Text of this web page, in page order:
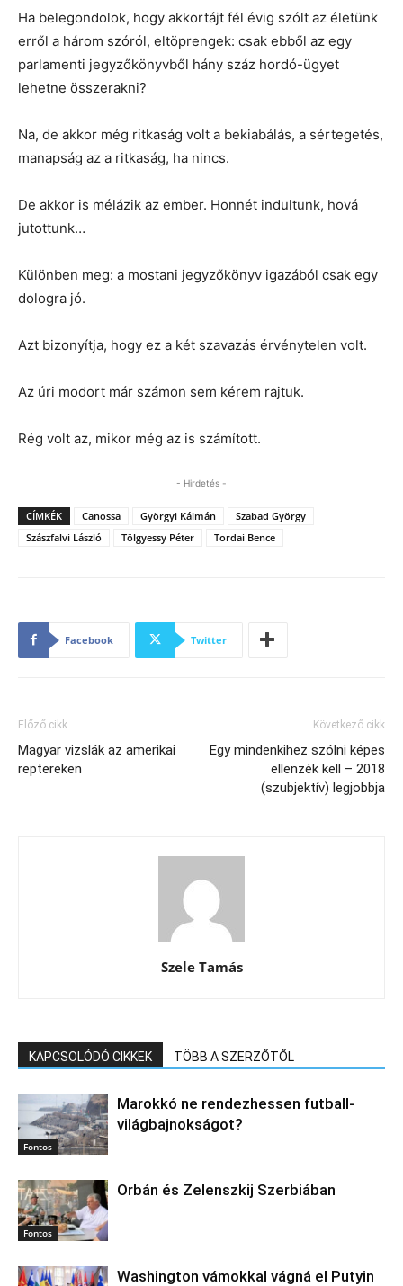
Ha belegondolok, hogy akkortájt fél évig szólt az életünk
erről a három szóról, eltöprengek: csak ebből az egy
parlamenti jegyzőkönyvből hány száz hordó-ügyet
lehetne összerakni?
Na, de akkor még ritkaság volt a bekiabálás, a sértegetés,
manapság az a ritkaság, ha nincs.
De akkor is mélázik az ember. Honnét indultunk, hová
jutottunk…
Különben meg: a mostani jegyzőkönyv igazából csak egy
dologra jó.
Azt bizonyítja, hogy ez a két szavazás érvénytelen volt.
Az úri modort már számon sem kérem rajtuk.
Rég volt az, mikor még az is számított.
- Hirdetés -
CÍMKÉK Canossa Györgyi Kálmán
Szabad György
Szászfalvi László
Tölgyessy Péter Tordai Bence
Facebook Twitter
Előző cikk
Magyar vizslák az amerikai
reptereken
Következő cikk
Egy mindenkihez szólni képes
ellenzék kell – 2018
(szubjektív) legjobbja
Szele Tamás
KAPCSOLÓDÓ CIKKEK TÖBB A SZERZŐTŐL
Fontos
Marokkó ne rendezhessen futball-
világbajnokságot?
Fontos
Orbán és Zelenszkij Szerbiában
Washington vámokkal vágná el Putyin